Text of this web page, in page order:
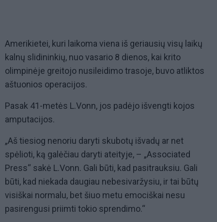
Amerikietei, kuri laikoma viena iš geriausių visų laikų
kalnų slidininkių, nuo vasario 8 dienos, kai krito
olimpinėje greitojo nusileidimo trasoje, buvo atliktos
aštuonios operacijos.
Pasak 41-metės L.Vonn, jos padėjo išvengti kojos
amputacijos.
„Aš tiesiog nenoriu daryti skubotų išvadų ar net
spėlioti, ką galėčiau daryti ateityje, – „Associated
Press“ sakė L.Vonn. Gali būti, kad pasitrauksiu. Gali
būti, kad niekada daugiau nebesivaržysiu, ir tai būtų
visiškai normalu, bet šiuo metu emociškai nesu
pasirengusi priimti tokio sprendimo.“